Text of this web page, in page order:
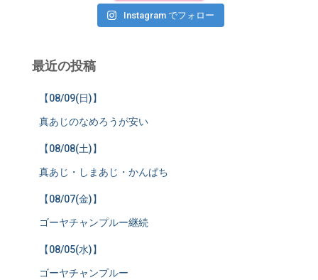
Instagram でフォロー
最近の投稿
【08/09(日)】
真あじのなめろうが安い
【08/08(土)】
真あじ・しまあじ・かんぱち
【08/07(金)】
ゴーヤチャンプルー継続
【08/05(水)】
ゴーヤチャンプルー